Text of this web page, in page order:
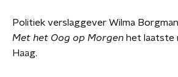
Politiek verslaggever Wilma
Met het Oog op Morgen het laatste
Haag.